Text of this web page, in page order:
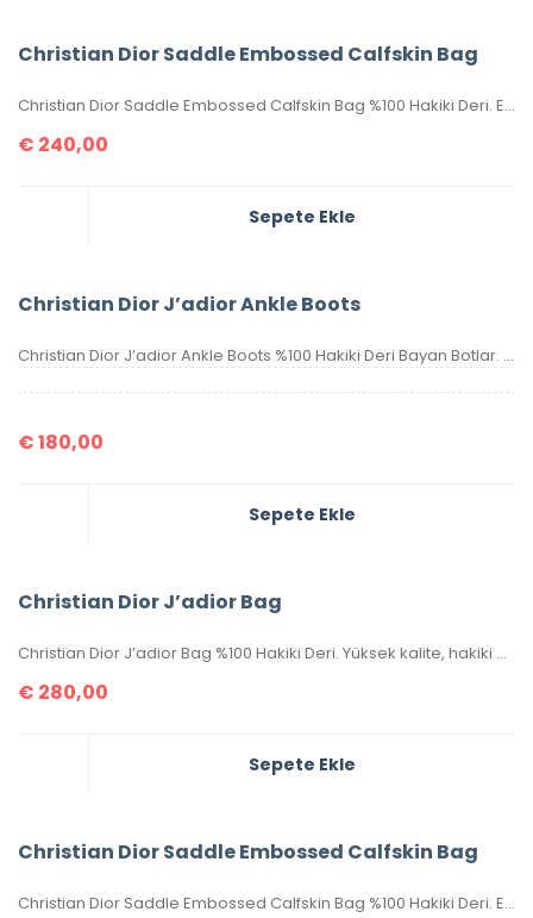
Christian Dior Saddle Embossed Calfskin Bag
Christian Dior Saddle Embossed Calfskin Bag %100 Hakiki Deri. Elde, kolda veya omuzda taşımaya uygundur. Yüksek kalite, işçilikli, tamamen birebir üründür.Seri numaralıdır.Ebatı 25x20x6 cm dir. Kutulu, toz torbalı, sertifikalıdır.
€ 240,00
Sepete Ekle
Christian Dior J’adior Ankle Boots
Christian Dior J’adior Ankle Boots %100 Hakiki Deri Bayan Botlar. 36-37-38-39-40 ölçüler mevcuttur. Kutulu, sertifikalıdır.
€180,00
Sepete Ekle
Christian Dior J’adior Bag
Christian Dior J’adior Bag %100 Hakiki Deri. Yüksek kalite, hakiki deri, ithal aksesuarlı, birebir üründür. Ebatı 26×17 cm dir. Kutulu, toz torbalı, sertifikalıdır.
€ 280,00
Sepete Ekle
Christian Dior Saddle Embossed Calfskin Bag
Christian Dior Saddle Embossed Calfskin Bag %100 Hakiki Deri. Elde, kolda veya omuzda taşımaya uygundur. Yüksek kalite, işçilikli, tamamen birebir üründür.Seri numaralıdır.Ebatı 25x20x6 cm dir. Kutulu, toz torbalı, sertifikalıdır.